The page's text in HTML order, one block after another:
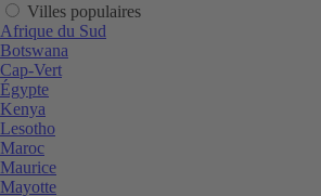
Villes populaires
Afrique du Sud
Botswana
Cap-Vert
Égypte
Kenya
Lesotho
Maroc
Maurice
Mayotte